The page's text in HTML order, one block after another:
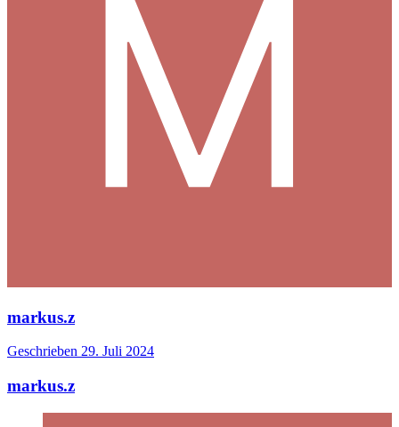
markus.z
Geschrieben 29. Juli 2024
markus.z